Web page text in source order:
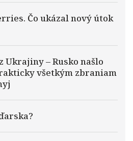
Čo ukázal nový útok
Ukrajiny – Rusko našlo
všetkým zbraniam